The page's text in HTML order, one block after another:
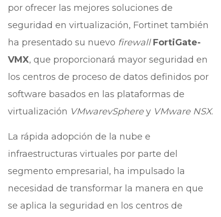
por ofrecer las mejores soluciones de
seguridad en virtualización, Fortinet también
ha presentado su nuevo firewallFortiGate-
VMX, que proporcionará mayor seguridad en
los centros de proceso de datos definidos por
software basados en las plataformas de
virtualización VMwarevSpherey VMware NSX.
La rápida adopción de la nube e
infraestructuras virtuales por parte del
segmento empresarial, ha impulsado la
necesidad de transformar la manera en que
se aplica la seguridad en los centros de